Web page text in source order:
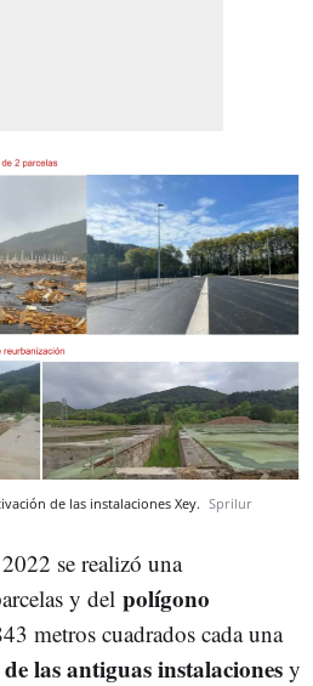
de las instalaciones Xey. Sprilur
se realizó una
y del polígono
metros cuadrados cada una
las antiguas instalaciones y